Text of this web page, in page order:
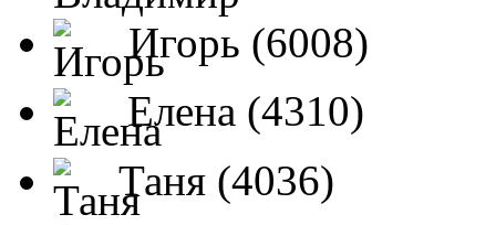
Игорь (6008)
Елена (4310)
Таня (4036)